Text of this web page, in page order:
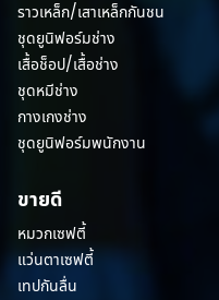
ราวเหล็ก/เสาเหล็กกันชน
ชุดยูนิฟอร์มช่าง
เสื้อช็อป/เสื้อช่าง
ชุดหมีช่าง
กางเกงช่าง
ชุดยูนิฟอร์มพนักงาน
ขายดี
หมวกเซฟตี้
แว่นตาเซฟตี้
เทปกันลื่น